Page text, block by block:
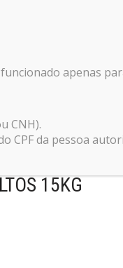
15KG
apenas
CNH).
CPF da pessoa